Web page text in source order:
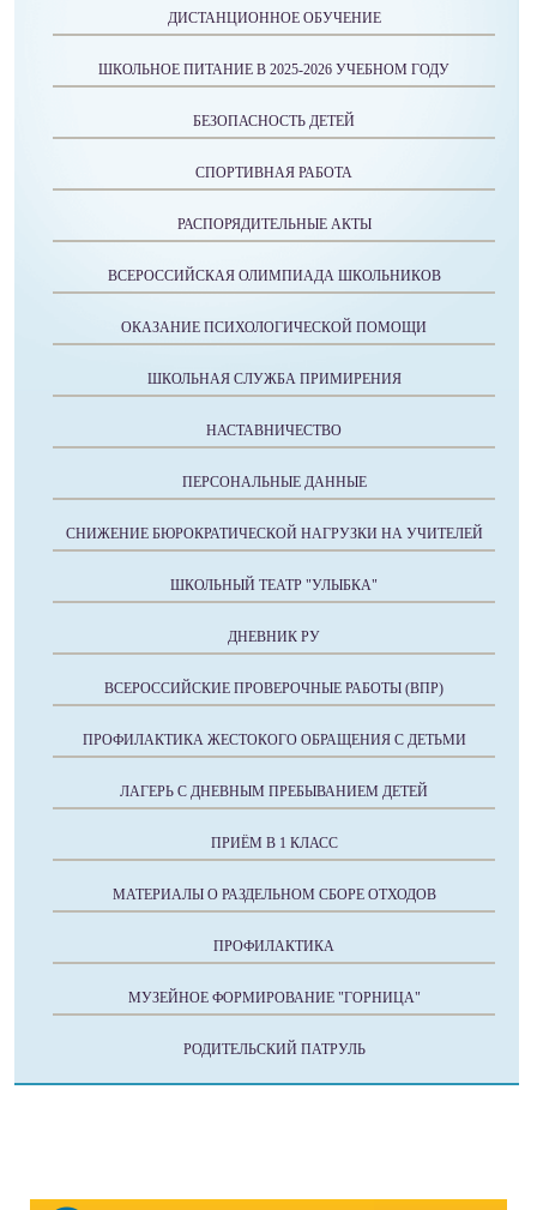
ДИСТАНЦИОННОЕ ОБУЧЕНИЕ
ШКОЛЬНОЕ ПИТАНИЕ В 2025-2026 УЧЕБНОМ ГОДУ
БЕЗОПАСНОСТЬ ДЕТЕЙ
СПОРТИВНАЯ РАБОТА
РАСПОРЯДИТЕЛЬНЫЕ АКТЫ
ВСЕРОССИЙСКАЯ ОЛИМПИАДА ШКОЛЬНИКОВ
ОКАЗАНИЕ ПСИХОЛОГИЧЕСКОЙ ПОМОЩИ
ШКОЛЬНАЯ СЛУЖБА ПРИМИРЕНИЯ
НАСТАВНИЧЕСТВО
ПЕРСОНАЛЬНЫЕ ДАННЫЕ
СНИЖЕНИЕ БЮРОКРАТИЧЕСКОЙ НАГРУЗКИ НА УЧИТЕЛЕЙ
ШКОЛЬНЫЙ ТЕАТР "УЛЫБКА"
ДНЕВНИК РУ
ВСЕРОССИЙСКИЕ ПРОВЕРОЧНЫЕ РАБОТЫ (ВПР)
ПРОФИЛАКТИКА ЖЕСТОКОГО ОБРАЩЕНИЯ С ДЕТЬМИ
ЛАГЕРЬ С ДНЕВНЫМ ПРЕБЫВАНИЕМ ДЕТЕЙ
ПРИЁМ В 1 КЛАСС
МАТЕРИАЛЫ О РАЗДЕЛЬНОМ СБОРЕ ОТХОДОВ
ПРОФИЛАКТИКА
МУЗЕЙНОЕ ФОРМИРОВАНИЕ "ГОРНИЦА"
РОДИТЕЛЬСКИЙ ПАТРУЛЬ